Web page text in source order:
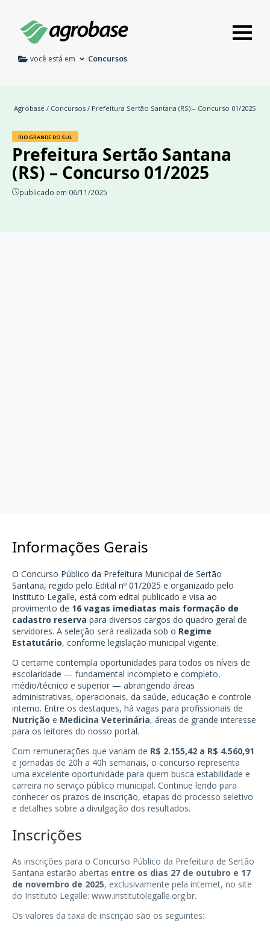
você está em Concursos
Agrobase / Concursos / Prefeitura Sertão Santana (RS) – Concurso 01/2025
RIO GRANDE DO SUL
Prefeitura Sertão Santana
(RS) – Concurso 01/2025
publicado em 06/11/2025
Informações Gerais
O Concurso Público da Prefeitura Municipal de Sertão
Santana, regido pelo Edital nº 01/2025 e organizado pelo
Instituto Legalle, está com edital publicado e visa ao
provimento de 16 vagas imediatas mais formação de
cadastro reserva para diversos cargos do quadro geral de
servidores. A seleção será realizada sob o Regime
Estatutário, conforme legislação municipal vigente.
O certame contempla oportunidades para todos os níveis de
escolaridade — fundamental incompleto e completo,
médio/técnico e superior — abrangendo áreas
administrativas, operacionais, da saúde, educação e controle
interno. Entre os destaques, há vagas para profissionais de
Nutrição e Medicina Veterinária, áreas de grande interesse
para os leitores do nosso portal.
Com remunerações que variam de R$ 2.155,42 a R$ 4.560,91
e jornadas de 20h a 40h semanais, o concurso representa
uma excelente oportunidade para quem busca estabilidade e
carreira no serviço público municipal. Continue lendo para
conhecer os prazos de inscrição, etapas do processo seletivo
e detalhes sobre a divulgação dos resultados.
Inscrições
As inscrições para o Concurso Público da Prefeitura de Sertão
Santana estarão abertas entre os dias 27 de outubro e 17
de novembro de 2025, exclusivamente pela internet, no site
do Instituto Legalle: www.institutolegalle.org.br.
Os valores da taxa de inscrição são os seguintes: